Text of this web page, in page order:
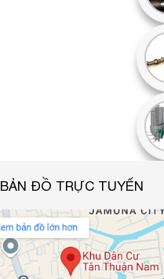
BẢN ĐỒ TRỰC TUYẾN